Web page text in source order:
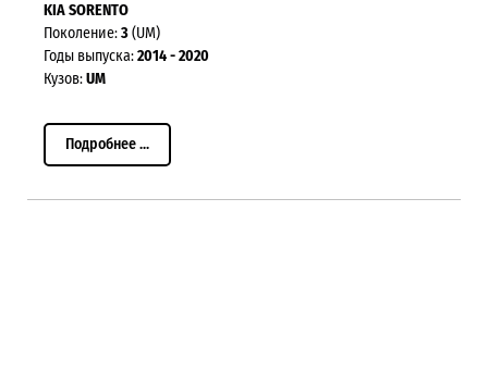
KIA SORENTO
Поколение:3(UM)
Годы выпуска:2014 - 2020
Кузов:UM
Подробнее ...